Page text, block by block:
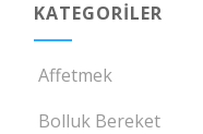
KATEGORILER
Affetmek
Bolluk Bereket